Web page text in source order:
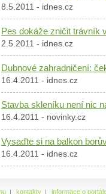
8.5.2011 - idnes.cz
Pes dokáže zničit trávník
2.5.2011 - idnes.cz
Dubnové zahradničení:
16.4.2011 - idnes.cz
Stavba skleníku není nic
16.4.2011 - novinky.cz
Vysaďte si na balkon
16.4.2011 - idnes.cz
kontakty informace o